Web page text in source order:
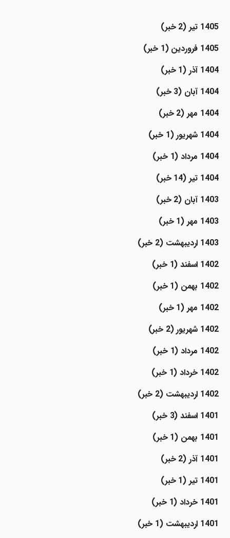
1405 تير (2 خبر)
1405 فروردين (1 خبر)
1404 آذر (1 خبر)
1404 آبان (3 خبر)
1404 مهر (2 خبر)
1404 شهريور (1 خبر)
1404 مرداد (1 خبر)
1404 تير (14 خبر)
1403 آبان (2 خبر)
1403 مهر (1 خبر)
1403 ارديبهشت (2 خبر)
1402 اسفند (1 خبر)
1402 بهمن (1 خبر)
1402 مهر (1 خبر)
1402 شهريور (2 خبر)
1402 مرداد (1 خبر)
1402 خرداد (1 خبر)
1402 ارديبهشت (2 خبر)
1401 اسفند (3 خبر)
1401 بهمن (1 خبر)
1401 آذر (2 خبر)
1401 تير (1 خبر)
1401 خرداد (1 خبر)
1401 ارديبهشت (1 خبر)